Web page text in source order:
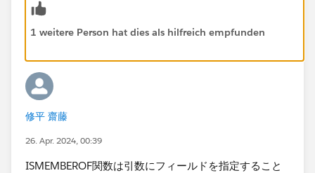
1 weitere Person hat dies als hilfreich empfunden
修平 齋藤
26. Apr. 2024, 00:39
ISMEMBEROF関数は引数にフィールドを指定すること